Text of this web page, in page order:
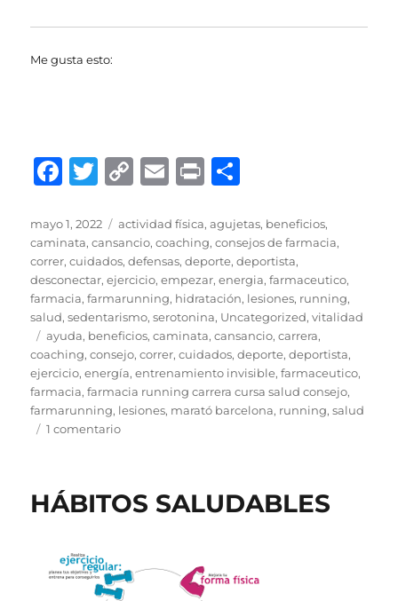
Me gusta esto:
F
c
e
b
o
o
k
T
it
te
r
C
p
y
Li
n
k
E
ai
l
P
n
t
m
p
a
rt
ir
Publicado
el
mayo 1, 2022 Categorías
actividad física,agujetas, beneficios,
caminata,cansancio,coaching,consejos de farmacia,
correr,cuidados,defensas,deporte,deportista,
desconectar,ejercicio,empezar,energia,farmaceutico,
farmacia,farmarunning, hidratación, lesiones, running,
salud,sedentarismo,serotonina, Uncategorized,vitalidad
Etiquetas
ayuda, beneficios,caminata,cansancio,carrera,
coaching,consejo,correr,cuidados,deporte,deportista,
ejercicio,energía,entrenamiento invisible,farmaceutico,
farmacia,farmacia running carrera cursa salud consejo,
farmarunning, lesiones, marató barcelona, running,salud
1 comentarioen
HÁBITOS SALUDABLES